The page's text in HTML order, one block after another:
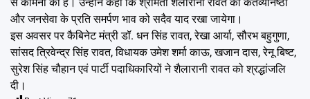
से कामना की है। उन्होंने कहा कि श्रीमती शैलारानी रावत की कर्तव्यनिष्ठा
और जनसेवा के प्रति समर्पण भाव को सदैव याद रखा जायेगा।
इस अवसर पर कैबिनेट मंत्री डॉ. धन सिंह रावत, रेखा आर्या, सौरभ बहुगुणा,
सांसद त्रिवेन्द्र सिंह रावत, विधायक उमेश शर्मा काऊ, खजान दास, रेनू बिष्ट,
सुरेश सिंह चौहान एवं पार्टी पदाधिकारियों ने शैलारानी रावत को श्रद्धांजलि
दी।